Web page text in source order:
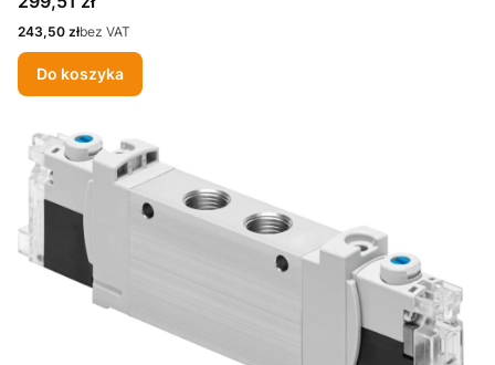
Cena
243,50 złbez VAT
Do koszyka